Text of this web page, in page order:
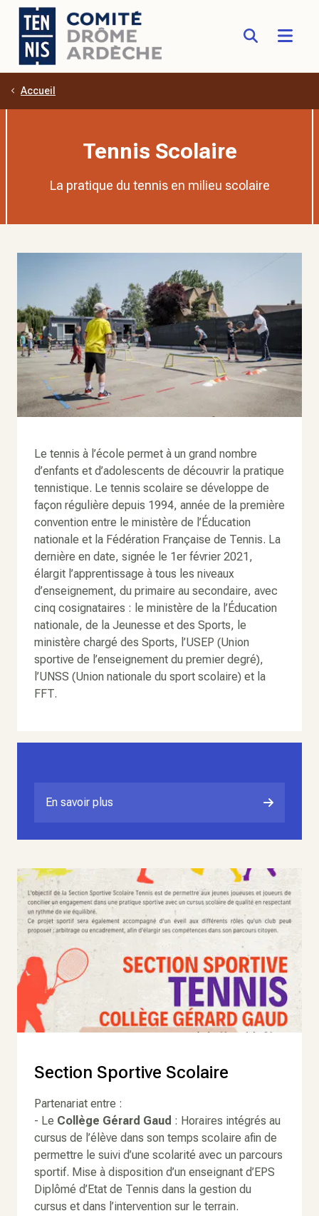
Aller au contenu principal
Accueil
Tennis Scolaire
La pratique du tennis en milieu scolaire
Le tennis à l’école permet à un grand nombre
d’enfants et d’adolescents de découvrir la pratique
tennistique. Le tennis scolaire se développe de
façon régulière depuis 1994, année de la première
convention entre le ministère de l’Éducation
nationale et la Fédération Française de Tennis. La
dernière en date, signée le 1er février 2021,
élargit l’apprentissage à tous les niveaux
d’enseignement, du primaire au secondaire, avec
cinq cosignataires : le ministère de la l’Éducation
nationale, de la Jeunesse et des Sports, le
ministère chargé des Sports, l’USEP (Union
sportive de l’enseignement du premier degré),
l’UNSS (Union nationale du sport scolaire) et la
FFT.
En savoir plus
Section Sportive Scolaire
Partenariat entre :
- Le Collège Gérard Gaud : Horaires intégrés au
cursus de l’élève dans son temps scolaire afin de
permettre le suivi d’une scolarité avec un parcours
sportif. Mise à disposition d’un enseignant d’EPS
Diplômé d’Etat de Tennis dans la gestion du
cursus et dans l’intervention sur le terrain.